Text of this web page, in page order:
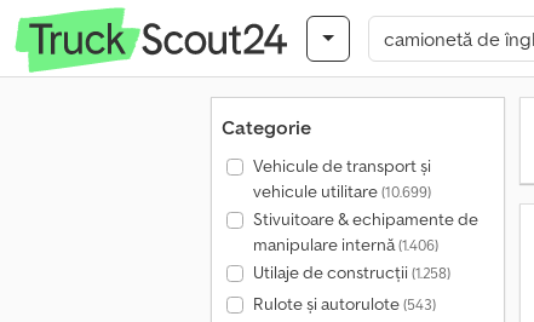
Categorie
Vehicule de transport şi
vehicule utilitare(10.699)
Stivuitoare & echipamente de
manipulare internă(1.406)
Utilaje de construcții(1.258)
Rulote și autorulote(543)